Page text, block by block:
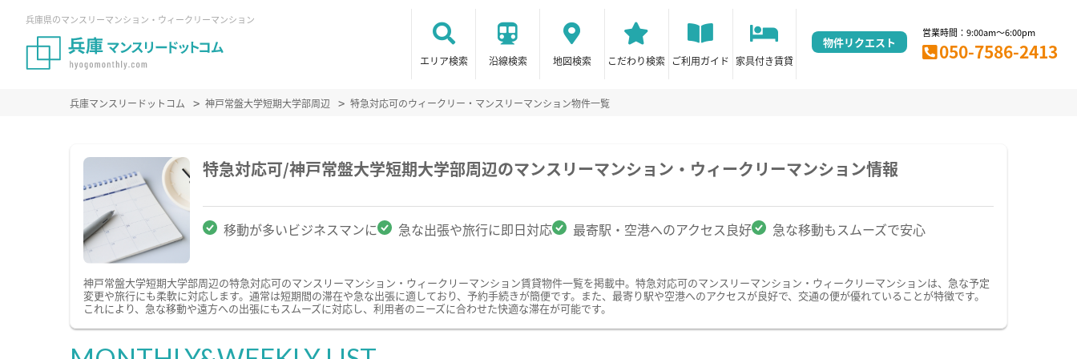
兵庫県のマンスリーマンション・ウィークリーマンション
エリア検索 沿線検索 地図検索 こだわり検索 ご利用ガイド 家具付き賃貸
物件リクエスト
営業時間：9:00am～6:00pm
050-7586-2413
兵庫マンスリードットコム 神戸常盤大学短期大学部周辺 特急対応可のウィークリー・マンスリーマンション物件一覧
特急対応可/神戸常盤大学短期大学部周辺のマンスリーマンション・ウィークリーマンション情報
移動が多いビジネスマンに 急な出張や旅行に即日対応 最寄駅・空港へのアクセス良好 急な移動もスムーズで安心
神戸常盤大学短期大学部周辺の特急対応可のマンスリーマンション・ウィークリーマンション賃貸物件一覧を掲載中。特急対応可のマンスリーマンション・ウィークリーマンションは、急な予定
変更や旅行にも柔軟に対応します。通常は短期間の滞在や急な出張に適しており、予約手続きが簡便です。また、最寄り駅や空港へのアクセスが良好で、交通の便が優れていることが特徴です。
これにより、急な移動や遠方への出張にもスムーズに対応し、利用者のニーズに合わせた快適な滞在が可能です。